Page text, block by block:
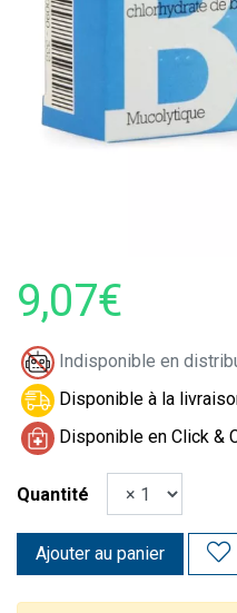
9,07€
Indisponible en
Disponible à la
Disponible en Click &
Quantité
Ajouter au panier